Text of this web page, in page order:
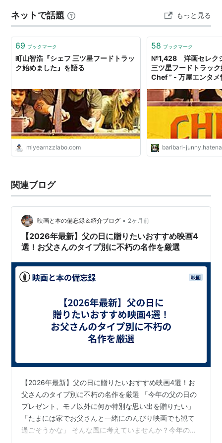
う。次の仕事を探さなければならない時にマイア
ミに行った彼は、絶品のキューバサンドイッチと
出逢う。その美味しさで人々に喜んでもらう為
に、移動販売を始めることに。譲り受けたボロボ
ロのフードトラックを改装し、マイアミ〜ニュ
ー・オリンズ〜オースティン〜ロサンゼルスまで
究極のキューバサンドイッチを作り、売る旅がス
タートした―。
（公式サイトより）
ジョン・ファヴローが『アイアンマン3』の監督依頼を
SNSを駆使したマーケティングでヒットを飛ばした。
予告編
ネットで話題 もっと見る
69 ブックマーク
町山智浩『シェフ 三ツ星フードトラッ
ク始めました』を語る
miyearnzzlabo.com
58 ブックマーク
№1,428 洋画セレク
三ツ星フードトラッ
Chef ” - 万屋エンタメ
baribari-
関連ブログ
映画と本の備忘録＆紹介ブログ • 2ヶ月前
【2026年最新】父の日に贈りたいおすすめ映画4
選！お父さんのタイプ別に不朽の名作を厳選
【2026年最新】父の日に贈りたいおすすめ映画4選！お
父さんのタイプ別に不朽の名作を厳選 「今年の父の日の
プレゼント、モノ以外に何か特別な思い出を贈りたい」
「たまには家でお父さんと一緒にのんびり映画でも観て
過ごそうかな」 そんな風に考えていませんか？今年の父